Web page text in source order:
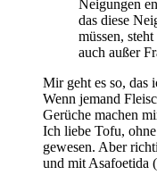
Neigungen
das diese
müssen,
auch außer
Mir geht es so, das
Wenn jemand
Gerüche machen
Ich liebe Tofu,
gewesen. Aber
und mit Asafoetida